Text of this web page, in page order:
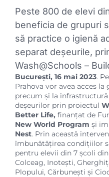
Peste 800 de elevi
beneficia de grupuri
să practice o igienă
separat deșeurile,
Wash@Schools –
București, 16 mai 2023.
Prahova vor avea acces
precum și la
deșeurilor prin proiectul
Better Life, finanțat de
New World Program și
Nest. Prin această
îmbunătățirea condițiilor
pentru elevii din 7 școli
Colceag, Inotești,
Plopului, Cărbunești și